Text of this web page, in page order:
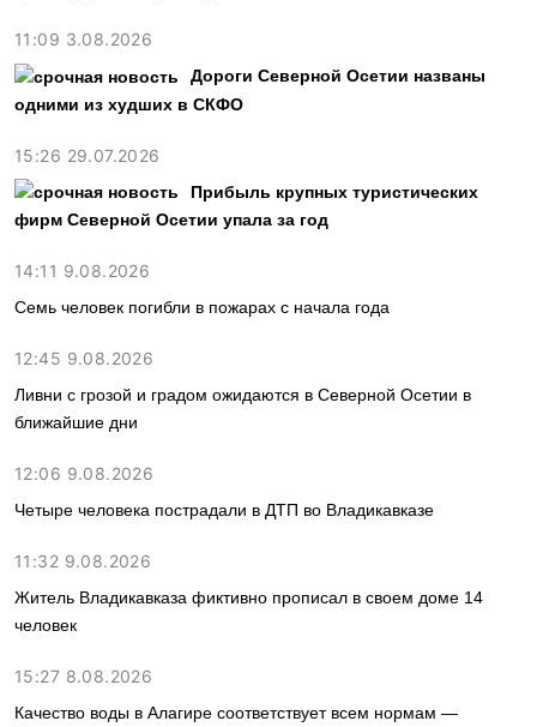
11:09 3.08.2026
Дороги Северной Осетии названы
одними из худших в СКФО
15:26 29.07.2026
Прибыль крупных туристических
фирм Северной Осетии упала за год
14:11 9.08.2026
Семь человек погибли в пожарах с начала года
12:45 9.08.2026
Ливни с грозой и градом ожидаются в Северной Осетии в
ближайшие дни
12:06 9.08.2026
Четыре человека пострадали в ДТП во Владикавказе
11:32 9.08.2026
Житель Владикавказа фиктивно прописал в своем доме 14
человек
15:27 8.08.2026
Качество воды в Алагире соответствует всем нормам —